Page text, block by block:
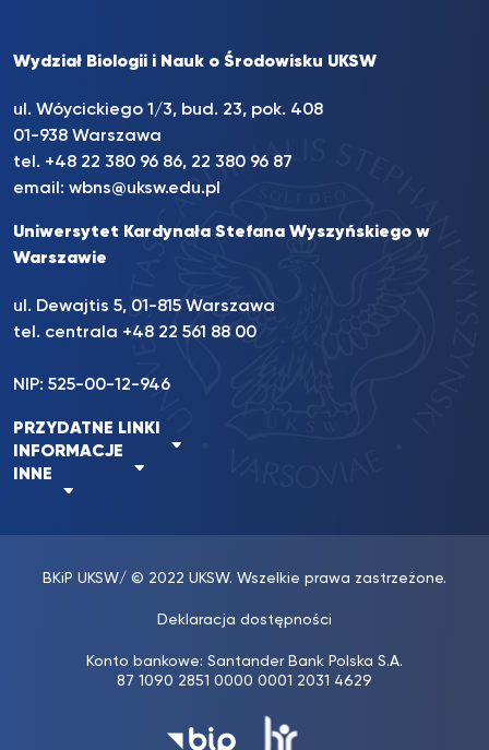
Wydział Biologii i Nauk o Środowisku UKSW
ul. Wóycickiego 1/3, bud. 23, pok. 408
01-938 Warszawa
tel. +48 22 380 96 86, 22 380 96 87
email: wbns@uksw.edu.pl
Uniwersytet Kardynała Stefana Wyszyńskiego w
Warszawie
ul. Dewajtis 5, 01-815 Warszawa
tel. centrala +48 22 561 88 00
NIP: 525-00-12-946
PRZYDATNE LINKI
INFORMACJE
INNE
BKiP UKSW/ © 2022 UKSW. Wszelkie prawa zastrzeżone.
Deklaracja dostępności
Konto bankowe: Santander Bank Polska S.A.
87 1090 2851 0000 0001 2031 4629